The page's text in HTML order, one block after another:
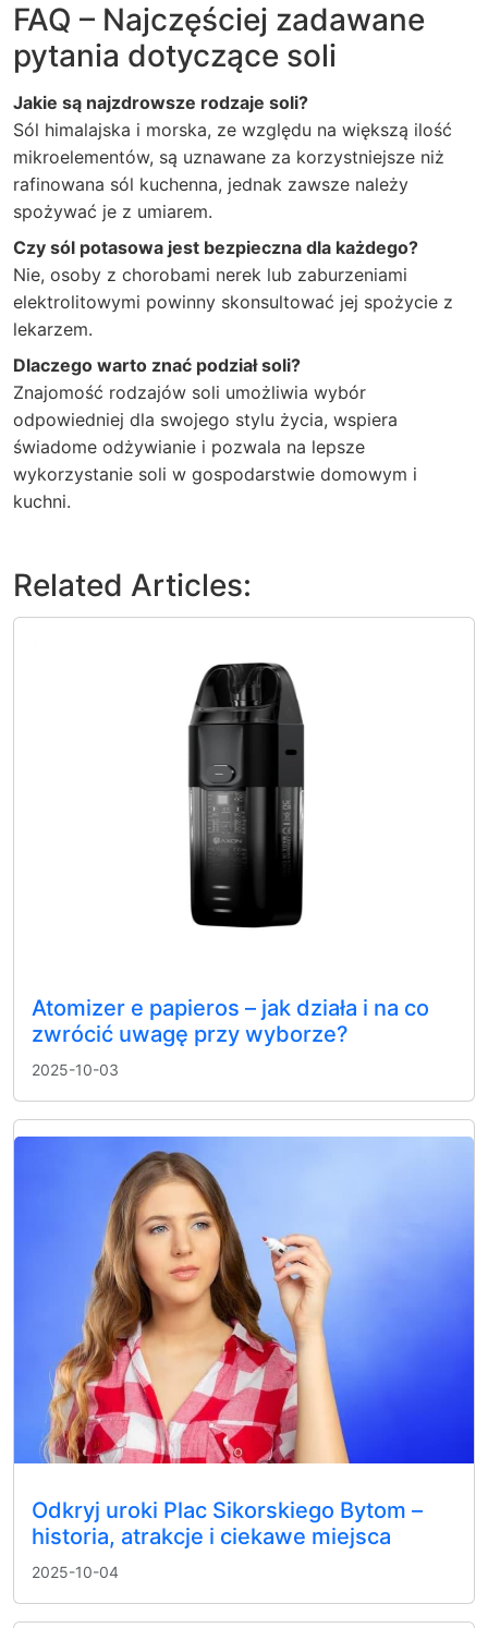
FAQ – Najczęściej zadawane
pytania dotyczące soli
Jakie są najzdrowsze rodzaje soli?
Sól himalajska i morska, ze względu na większą ilość
mikroelementów, są uznawane za korzystniejsze niż
rafinowana sól kuchenna, jednak zawsze należy
spożywać je z umiarem.
Czy sól potasowa jest bezpieczna dla każdego?
Nie, osoby z chorobami nerek lub zaburzeniami
elektrolitowymi powinny skonsultować jej spożycie z
lekarzem.
Dlaczego warto znać podział soli?
Znajomość rodzajów soli umożliwia wybór
odpowiedniej dla swojego stylu życia, wspiera
świadome odżywianie i pozwala na lepsze
wykorzystanie soli w gospodarstwie domowym i
kuchni.
Related Articles:
Atomizer e papieros – jak działa i na co
zwrócić uwagę przy wyborze?
2025-10-03
Odkryj uroki Plac Sikorskiego Bytom –
historia, atrakcje i ciekawe miejsca
2025-10-04